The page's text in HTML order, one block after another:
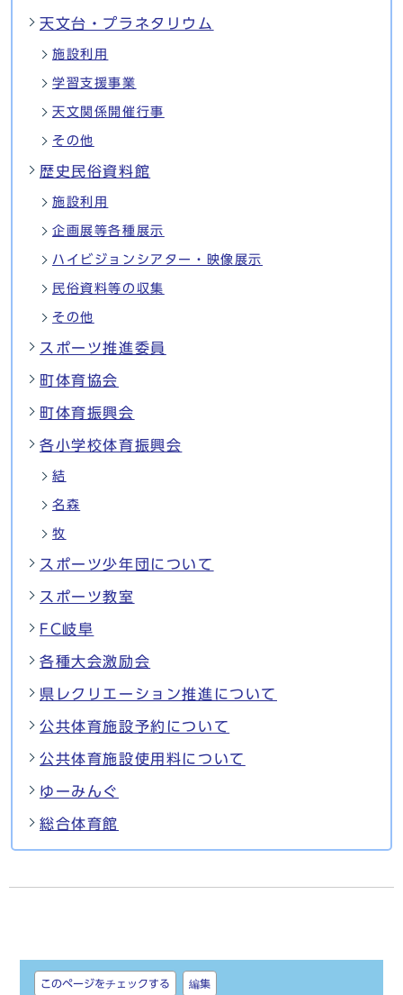
天文台・プラネタリウム
施設利用
学習支援事業
天文関係開催行事
その他
歴史民俗資料館
施設利用
企画展等各種展示
ハイビジョンシアター・映像展示
民俗資料等の収集
その他
スポーツ推進委員
町体育協会
町体育振興会
各小学校体育振興会
結
名森
牧
スポーツ少年団について
スポーツ教室
FC岐阜
各種大会激励会
県レクリエーション推進について
公共体育施設予約について
公共体育施設使用料について
ゆーみんぐ
総合体育館
しおり
このページをチェックする 編集